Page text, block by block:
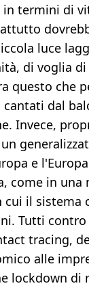
termini di
luce
di voglia
questo che
dal
Invece,
un
e
come in una
il sistema
Tutti
tracing,
alle
lockdown di